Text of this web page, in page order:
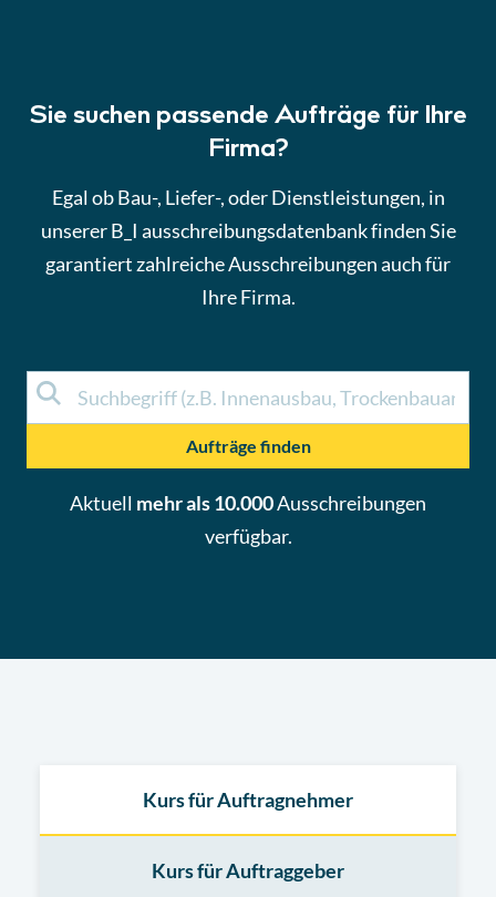
Sie suchen passende Aufträge für Ihre
Firma?
Egal ob Bau-, Liefer-, oder Dienstleistungen, in
unserer B_I ausschreibungsdatenbank finden Sie
garantiert zahlreiche Ausschreibungen auch für
Ihre Firma.
Aufträge finden
Aktuell mehr als 10.000Ausschreibungen
verfügbar.
Kurs für Auftragnehmer
Kurs für Auftraggeber